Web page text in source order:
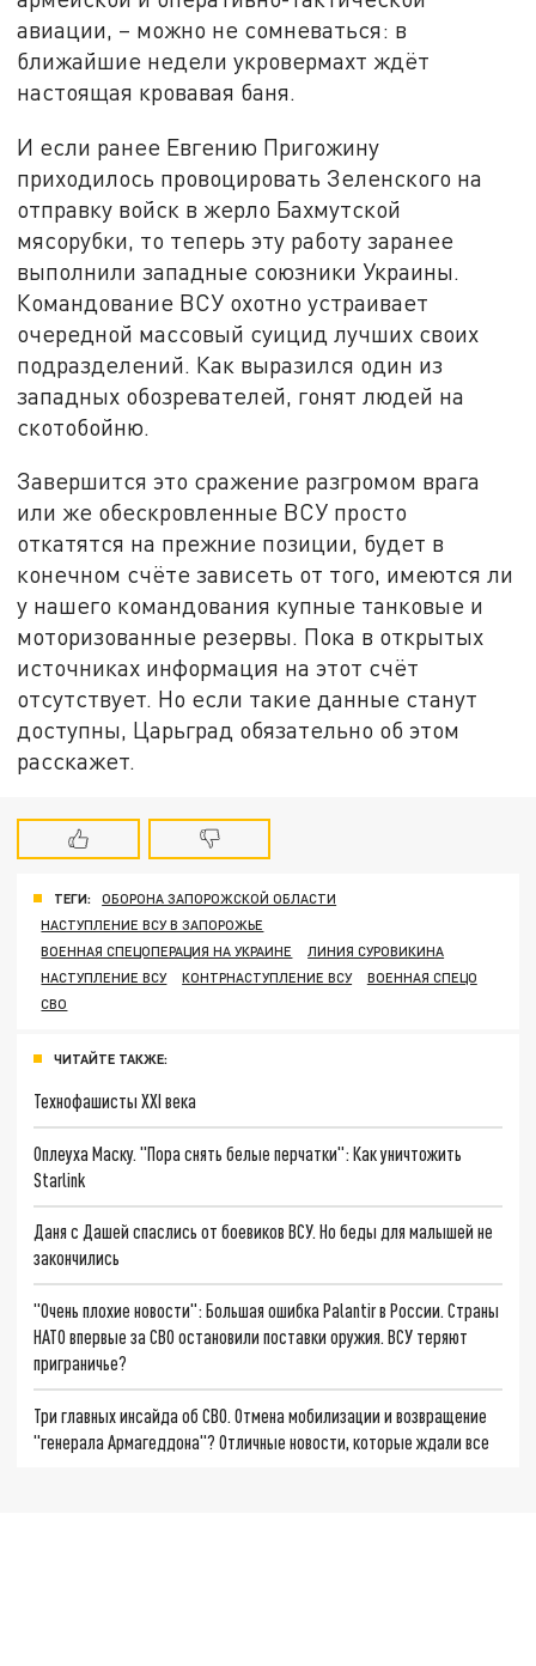
авиации, – можно не сомневаться: в
ближайшие недели укровермахт ждёт
настоящая кровавая баня.
И если ранее Евгению Пригожину
приходилось провоцировать Зеленского на
отправку войск в жерло Бахмутской
мясорубки, то теперь эту работу заранее
выполнили западные союзники Украины.
Командование ВСУ охотно устраивает
очередной массовый суицид лучших своих
подразделений. Как выразился один из
западных обозревателей, гонят людей на
скотобойню.
Завершится это сражение разгромом врага
или же обескровленные ВСУ просто
откатятся на прежние позиции, будет в
конечном счёте зависеть от того, имеются ли
у нашего командования купные танковые и
моторизованные резервы. Пока в открытых
источниках информация на этот счёт
отсутствует. Но если такие данные станут
доступны, Царьград обязательно об этом
расскажет.
ТЕГИ:
ОБОРОНА ЗАПОРОЖСКОЙ ОБЛАСТИ
НАСТУПЛЕНИЕ ВСУ В ЗАПОРОЖЬЕ
ВОЕННАЯ СПЕЦОПЕРАЦИЯ НА УКРАИНЕ
ЛИНИЯ СУРОВИКИНА
НАСТУПЛЕНИЕ ВСУ
КОНТРНАСТУПЛЕНИЕ ВСУ
ВОЕННАЯ СПЕЦО
СВО
ЧИТАЙТЕ ТАКЖЕ:
Технофашисты XXI века
Оплеуха Маску. "Пора снять белые перчатки": Как уничтожить
Starlink
Даня с Дашей спаслись от боевиков ВСУ. Но беды для малышей не
закончились
"Очень плохие новости": Большая ошибка Palantir в России. Страны
НАТО впервые за СВО остановили поставки оружия. ВСУ теряют
приграничье?
Три главных инсайда об СВО. Отмена мобилизации и возвращение
"генерала Армагеддона"? Отличные новости, которые ждали все